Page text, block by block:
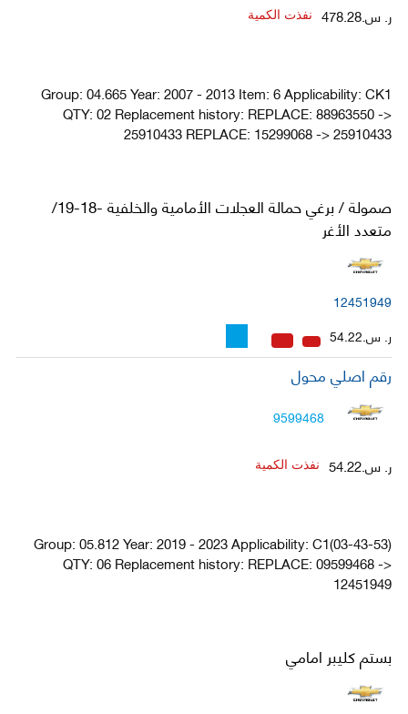
ر. س.478.28 نفذت الكمية
Group: 04.665 Year: 2007 - 2013 Item: 6 Applicability: CK1
QTY: 02 Replacement history: REPLACE: 88963550 ->
25910433 REPLACE: 15299068 -> 25910433
صمولة / برغي حمالة العجلات الأمامية والخلفية -18-19/
متعدد الأغر
12451949
ر. س.54.22
رقم اصلي محول
9599468
ر. س.54.22 نفذت الكمية
Group: 05.812 Year: 2019 - 2023 Applicability: C1(03-43-53)
QTY: 06 Replacement history: REPLACE: 09599468 ->
12451949
بستم كليبر امامي